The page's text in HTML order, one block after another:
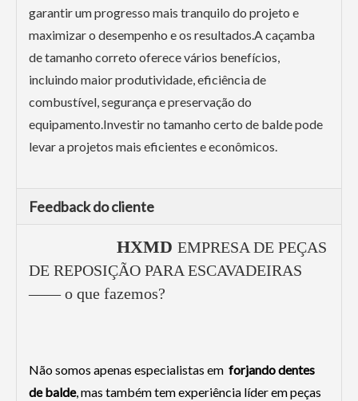
garantir um progresso mais tranquilo do projeto e
maximizar o desempenho e os resultados.A caçamba
de tamanho correto oferece vários benefícios,
incluindo maior produtividade, eficiência de
combustível, segurança e preservação do
equipamento.Investir no tamanho certo de balde pode
levar a projetos mais eficientes e econômicos.
Feedback do cliente
HXMD EMPRESA DE PEÇAS
DE REPOSIÇÃO PARA ESCAVADEIRAS
—— o que fazemos?
Não somos apenas especialistas em forjando dentes
de balde, mas também tem experiência líder em peças